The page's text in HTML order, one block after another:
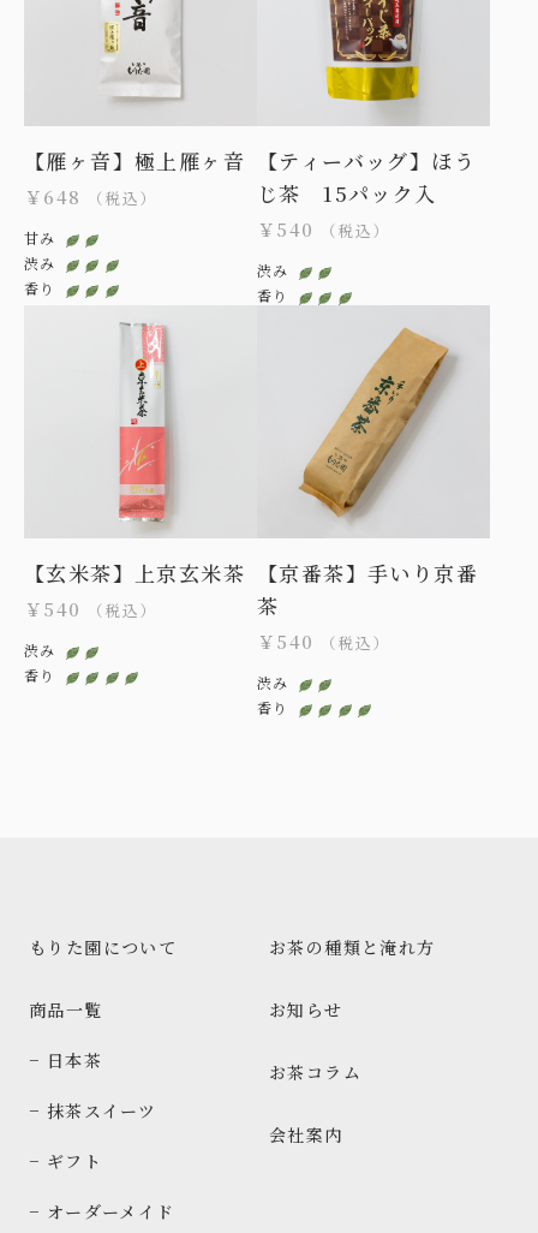
【雁ヶ音】極上雁ヶ音
￥648 （税込）
甘み
渋み
香り
【ティーバッグ】ほう
じ茶 15パック入
￥540 （税込）
渋み
香り
【玄米茶】上京玄米茶
￥540 （税込）
渋み
香り
【京番茶】手いり京番
茶
￥540 （税込）
渋み
香り
もりた園について
商品一覧
− 日本茶
− 抹茶スイーツ
− ギフト
− オーダーメイド
お茶の種類と淹れ方
お知らせ
お茶コラム
会社案内